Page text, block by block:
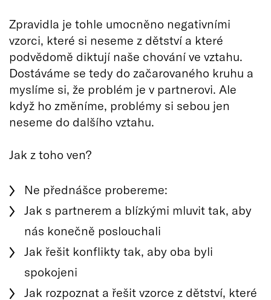
Zpravidla je tohle umocněno negativními
vzorci, které si neseme z dětství a které
podvědomě diktují naše chování ve vztahu.
Dostáváme se tedy do začarovaného kruhu a
myslíme si, že problém je v partnerovi. Ale
když ho změníme, problémy si sebou jen
neseme do dalšího vztahu.
Jak z toho ven?
Ne přednášce probereme:
Jak s partnerem a blízkými mluvit tak, aby
nás konečně poslouchali
Jak řešit konflikty tak, aby oba byli
spokojeni
Jak rozpoznat a řešit vzorce z dětství, které